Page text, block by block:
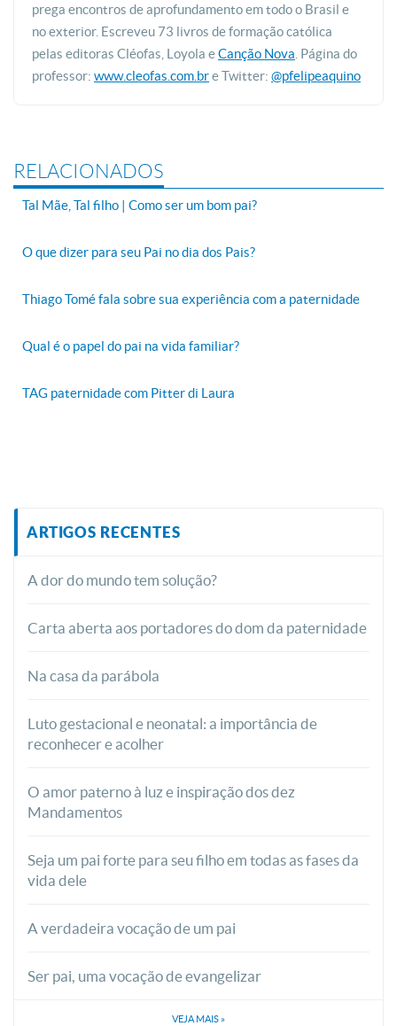
prega encontros de aprofundamento em todo o Brasil e
no exterior. Escreveu 73 livros de formação católica
pelas editoras Cléofas, Loyola eCanção Nova . Página do
professor: www.cleofas.com.bre Twitter: @pfelipeaquino
RELACIONADOS
Tal Mãe, Tal filho | Como ser um bom pai?
O que dizer para seu Pai no dia dos Pais?
Thiago Tomé fala sobre sua experiência com a paternidade
Qual é o papel do pai na vida familiar?
TAG paternidade com Pitter di Laura
ARTIGOS RECENTES
A dor do mundo tem solução?
Carta aberta aos portadores do dom da paternidade
Na casa da parábola
Luto gestacional e neonatal: a importância de
reconhecer e acolher
O amor paterno à luz e inspiração dos dez
Mandamentos
Seja um pai forte para seu filho em todas as fases da
vida dele
A verdadeira vocação de um pai
Ser pai, uma vocação de evangelizar
VEJA MAIS »